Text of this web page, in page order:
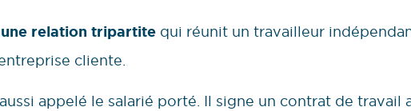
relation tripartite qui réunit un travailleur
cliente.
appelé le salarié porté. Il signe un contrat de travail